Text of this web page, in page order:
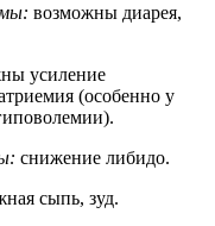
возможны диарея,
усиление
(особенно у
снижение либидо.
сыпь, зуд.